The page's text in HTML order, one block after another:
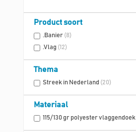
Product soort
.Banier (8)
.Vlag (12)
Thema
Streek in Nederland (20)
Materiaal
115/130 gr polyester vlaggendoek